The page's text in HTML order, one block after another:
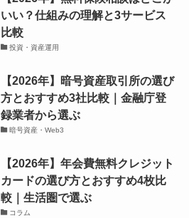
いい？仕組みの理解と3サービス
比較
投資・資産運用
【2026年】暗号資産取引所の選び
方とおすすめ3社比較｜金融庁登
録業者から選ぶ
暗号資産・Web3
【2026年】年会費無料クレジット
カードの選び方とおすすめ4枚比
較｜生活圏で選ぶ
コラム